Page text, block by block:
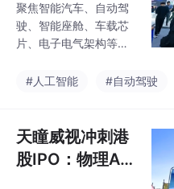
电子头部厂商集
结就位
聚焦智能汽车、自动驾
驶、智能座舱、车载芯
片、电子电气架构等核
业热门方向，包括长城
感器创新、新能源汽车
电流检测方案升级、车
载处理器一芯多用技
#人工智能 #自动驾驶
天瞳威视冲刺港
股IPO：物理AI